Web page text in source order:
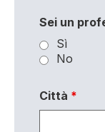
Sei un
Sì
No
Città *